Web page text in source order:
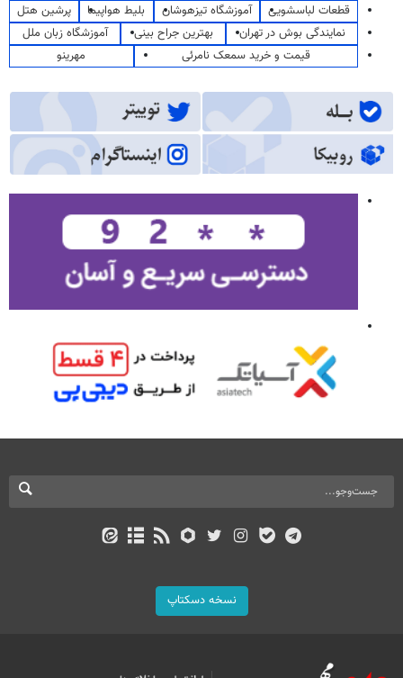
قطعات لباسشویی
آموزشگاه تیزهوشان بلیط هواپیما
پرشین هتل
نمایندگی بوش در تهران
بهترین جراح بینی
آموزشگاه زبان ملل
قیمت و خرید سمعک نامرئی
مهرینو
نسخه دسکتاپ